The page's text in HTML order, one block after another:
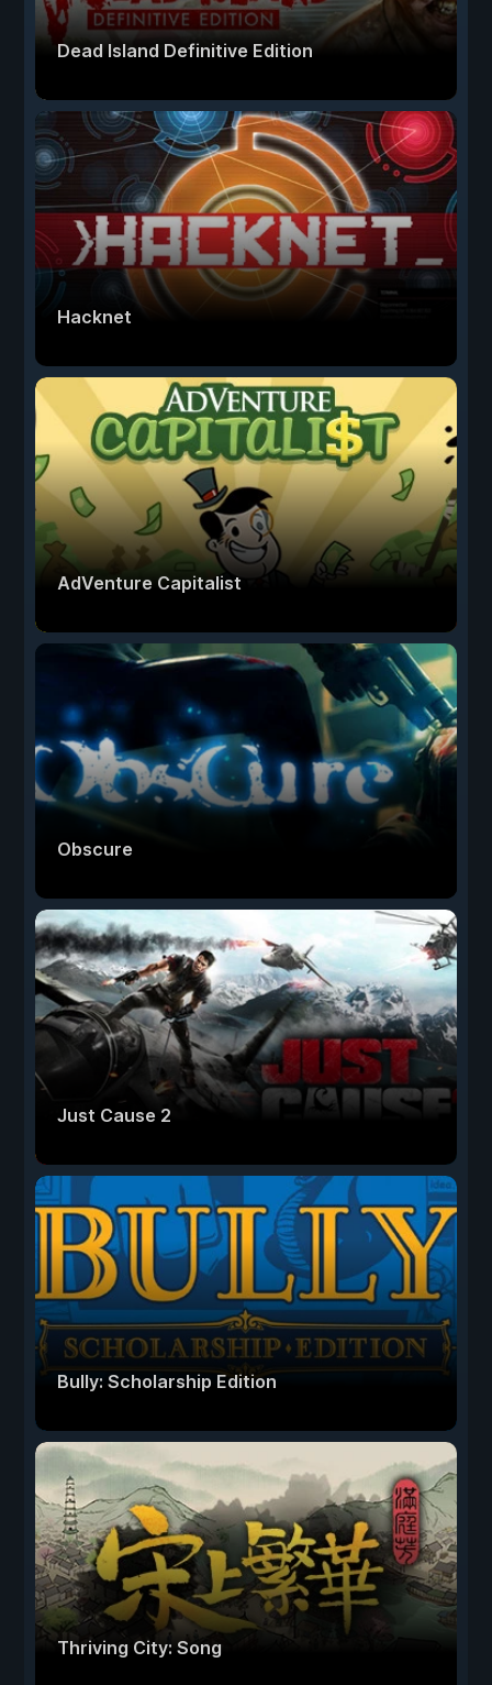
Dead Island Definitive Edition
Hacknet
AdVenture Capitalist
Obscure
Just Cause 2
Bully: Scholarship Edition
Thriving City: Song